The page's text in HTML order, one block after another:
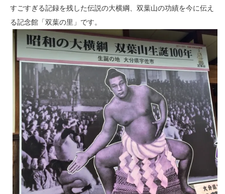
すごすぎる記録を残した伝説の大横綱、双葉山の功績を今に伝え
る記念館「双葉の里」です。